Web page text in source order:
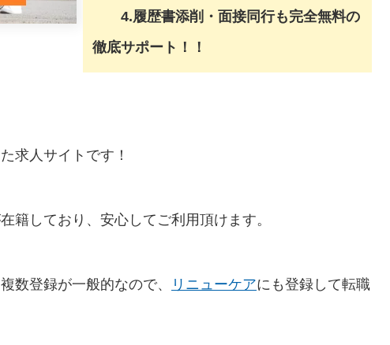
4.履歴書添削・面接同行も完全無料の
徹底サポート！！
求人サイトです！
籍しており、安心してご利用頂けます。
数登録が一般的なので、 リニューケアにも登録して転職